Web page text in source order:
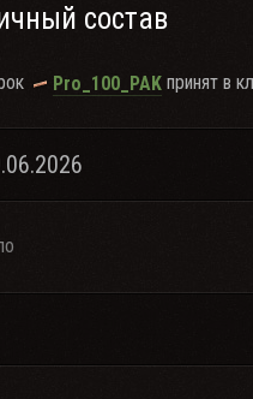
состав
Pro_100_PAK принят в